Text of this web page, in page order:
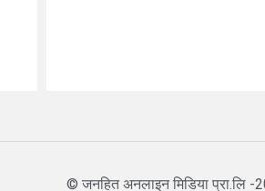
© जनहित अनलाइन मिडिया